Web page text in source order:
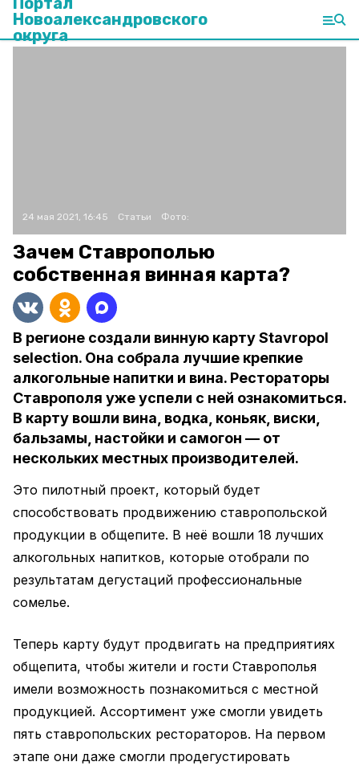
Новоалександровского
округа
24 мая 2021, 16:45 Статьи Фото:
Зачем Ставрополью
собственная винная карта?
В регионе создали винную карту Stavropol
selection. Она собрала лучшие крепкие
алкогольные напитки и вина. Рестораторы
Ставрополя уже успели с ней ознакомиться.
В карту вошли вина, водка, коньяк, виски,
бальзамы, настойки и самогон — от
нескольких местных производителей.
Это пилотный проект, который будет
способствовать продвижению ставропольской
продукции в общепите. В неё вошли 18 лучших
алкогольных напитков, которые отобрали по
результатам дегустаций профессиональные
сомелье.
Теперь карту будут продвигать на предприятиях
общепита, чтобы жители и гости Ставрополья
имели возможность познакомиться с местной
продукцией. Ассортимент уже смогли увидеть
пять ставропольских рестораторов. На первом
этапе они даже смогли продегустировать